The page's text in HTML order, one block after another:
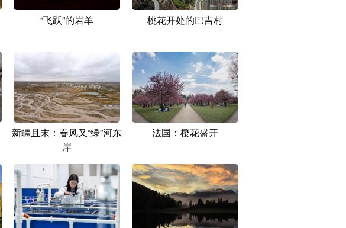
“飞跃”的岩羊 桃花开处的巴吉村
新疆且末：春风又“绿”河东
岸
法国：樱花盛开